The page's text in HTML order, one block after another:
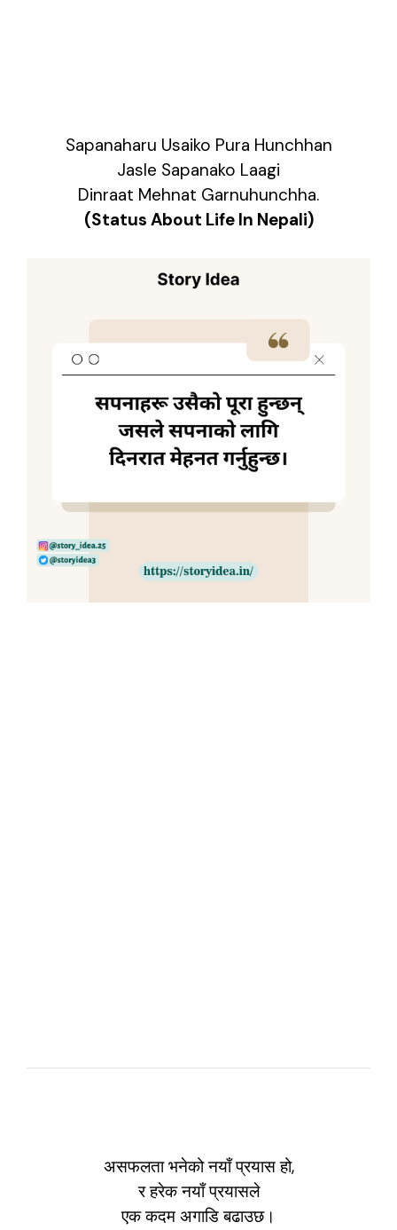
Sapanaharu Usaiko Pura Hunchhan
Jasle Sapanako Laagi
Dinraat Mehnat Garnuhunchha.
(Status About Life In Nepali)
असफलता भनेको नयाँ प्रयास हो,
र हरेक नयाँ प्रयासले
एक कदम अगाडि बढाउछ।